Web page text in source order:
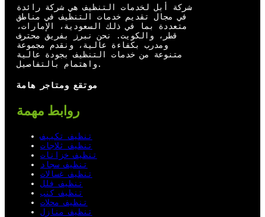
r e o
k
I
n
شركة أبل لخدمات التنظيف هي شركة رائدة
في مجال تقديم خدمات التنظيف في مناطق
متعددة بما في ذلك السعودية، الإمارات،
قطر، والكويت. نحن نبرز بفريق محترف
ومدرب بكفاءة عالية، ونقدم مجموعة
متنوعة من خدمات التنظيف بجودة عالية
واهتمام بالتفاصيل.
موتقع ومتاجر هامة
روابط مهمة
تنظيف تكييف
تنظيف ثلاجات
تنظيف خزانات
تنظيف سجاد
تنظيف غسالات
تنظيف فلل
تنظيف كنب
تنظيف محلات
تنظيف منازل